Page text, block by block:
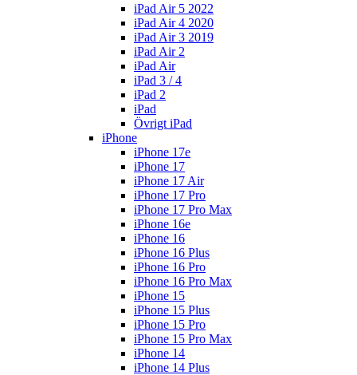
iPad Air 5 2022
iPad Air 4 2020
iPad Air 3 2019
iPad Air 2
iPad Air
iPad 3 / 4
iPad 2
iPad
Övrigt iPad
iPhone
iPhone 17e
iPhone 17
iPhone 17 Air
iPhone 17 Pro
iPhone 17 Pro Max
iPhone 16e
iPhone 16
iPhone 16 Plus
iPhone 16 Pro
iPhone 16 Pro Max
iPhone 15
iPhone 15 Plus
iPhone 15 Pro
iPhone 15 Pro Max
iPhone 14
iPhone 14 Plus